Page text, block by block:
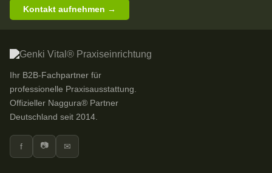
Kontakt aufnehmen →
Ihr B2B-Fachpartner für
professionelle Praxisausstattung.
Offizieller Naggura® Partner
Deutschland seit 2014.
f 📷 ✉